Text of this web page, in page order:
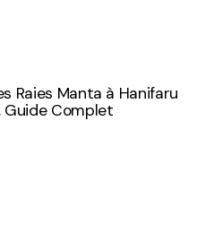
Raies Manta à Hanifaru
Guide Complet